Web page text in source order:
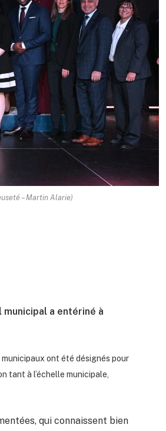
– Martin Alarie)
a entériné à
ont été désignés pour
tant à l’échelle municipale,
qui connaissent bien